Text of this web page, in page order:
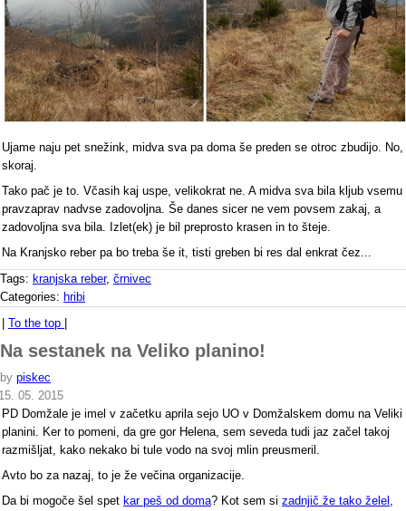
Ujame naju pet snežink, midva sva pa doma še preden se otroc zbudijo. No,
skoraj.
Tako pač je to. Včasih kaj uspe, velikokrat ne. A midva sva bila kljub vsemu
pravzaprav nadvse zadovoljna. Še danes sicer ne vem povsem zakaj, a
zadovoljna sva bila. Izlet(ek) je bil preprosto krasen in to šteje.
Na Kranjsko reber pa bo treba še it, tisti greben bi res dal enkrat čez...
Tags: kranjska reber, črnivec
Categories: hribi
To the top
Na sestanek na Veliko planino!
by piskec
05. 2015
PD Domžale je imel v začetku aprila sejo UO v Domžalskem domu na Veliki
planini. Ker to pomeni, da gre gor Helena, sem seveda tudi jaz začel takoj
razmišljat, kako nekako bi tule vodo na svoj mlin preusmeril.
Avto bo za nazaj, to je že večina organizacije.
Da bi mogoče šel spet kar peš od doma? Kot sem si zadnjič že tako želel ,